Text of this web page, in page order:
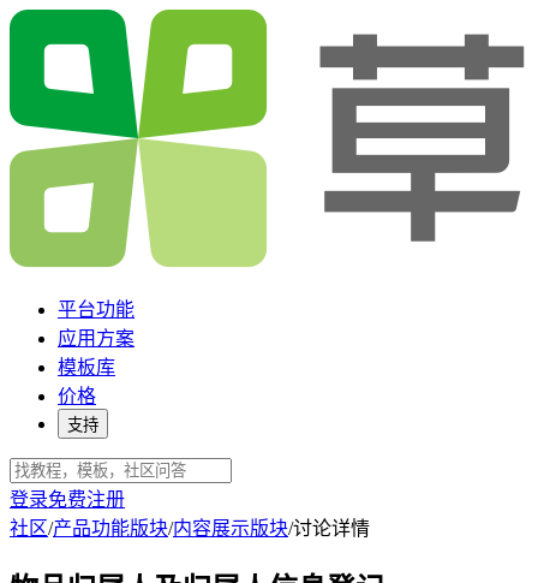
平台功能
应用方案
模板库
价格
支持
登录免费注册
社区/产品功能版块/内容展示版块/讨论详情